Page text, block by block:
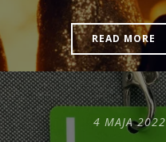
READ MORE
4 MAJA 2022